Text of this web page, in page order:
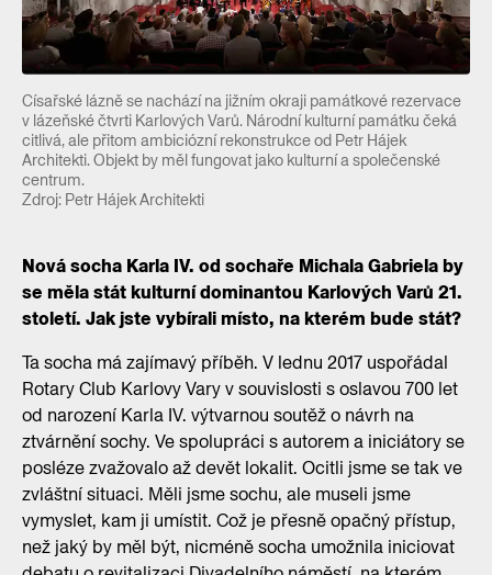
Císařské lázně se nachází na jižním okraji památkové rezervace
v lázeňské čtvrti Karlových Varů. Národní kulturní památku čeká
citlivá, ale přitom ambiciózní rekonstrukce od Petr Hájek
Architekti. Objekt by měl fungovat jako kulturní a společenské
centrum.
Zdroj: Petr Hájek Architekti
Nová socha Karla IV. od sochaře Michala Gabriela by
se měla stát kulturní dominantou Karlových Varů 21.
století. Jak jste vybírali místo, na kterém bude stát?
Ta socha má zajímavý příběh. V lednu 2017 uspořádal
Rotary Club Karlovy Vary v souvislosti s oslavou 700 let
od narození Karla IV. výtvarnou soutěž o návrh na
ztvárnění sochy. Ve spolupráci s autorem a iniciátory se
posléze zvažovalo až devět lokalit. Ocitli jsme se tak ve
zvláštní situaci. Měli jsme sochu, ale museli jsme
vymyslet, kam ji umístit. Což je přesně opačný přístup,
než jaký by měl být, nicméně socha umožnila iniciovat